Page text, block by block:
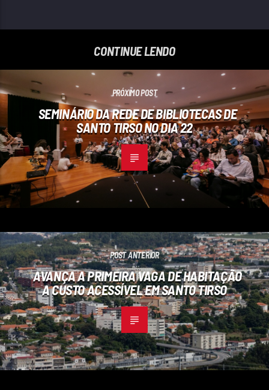
CONTINUE LENDO
PRÓXIMO POST
SEMINÁRIO DA REDE DE BIBLIOTECAS DE
SANTO TIRSO NO DIA 22
POST ANTERIOR
AVANÇA A PRIMEIRA VAGA DE HABITAÇÃO
A CUSTO ACESSÍVEL EM SANTO TIRSO